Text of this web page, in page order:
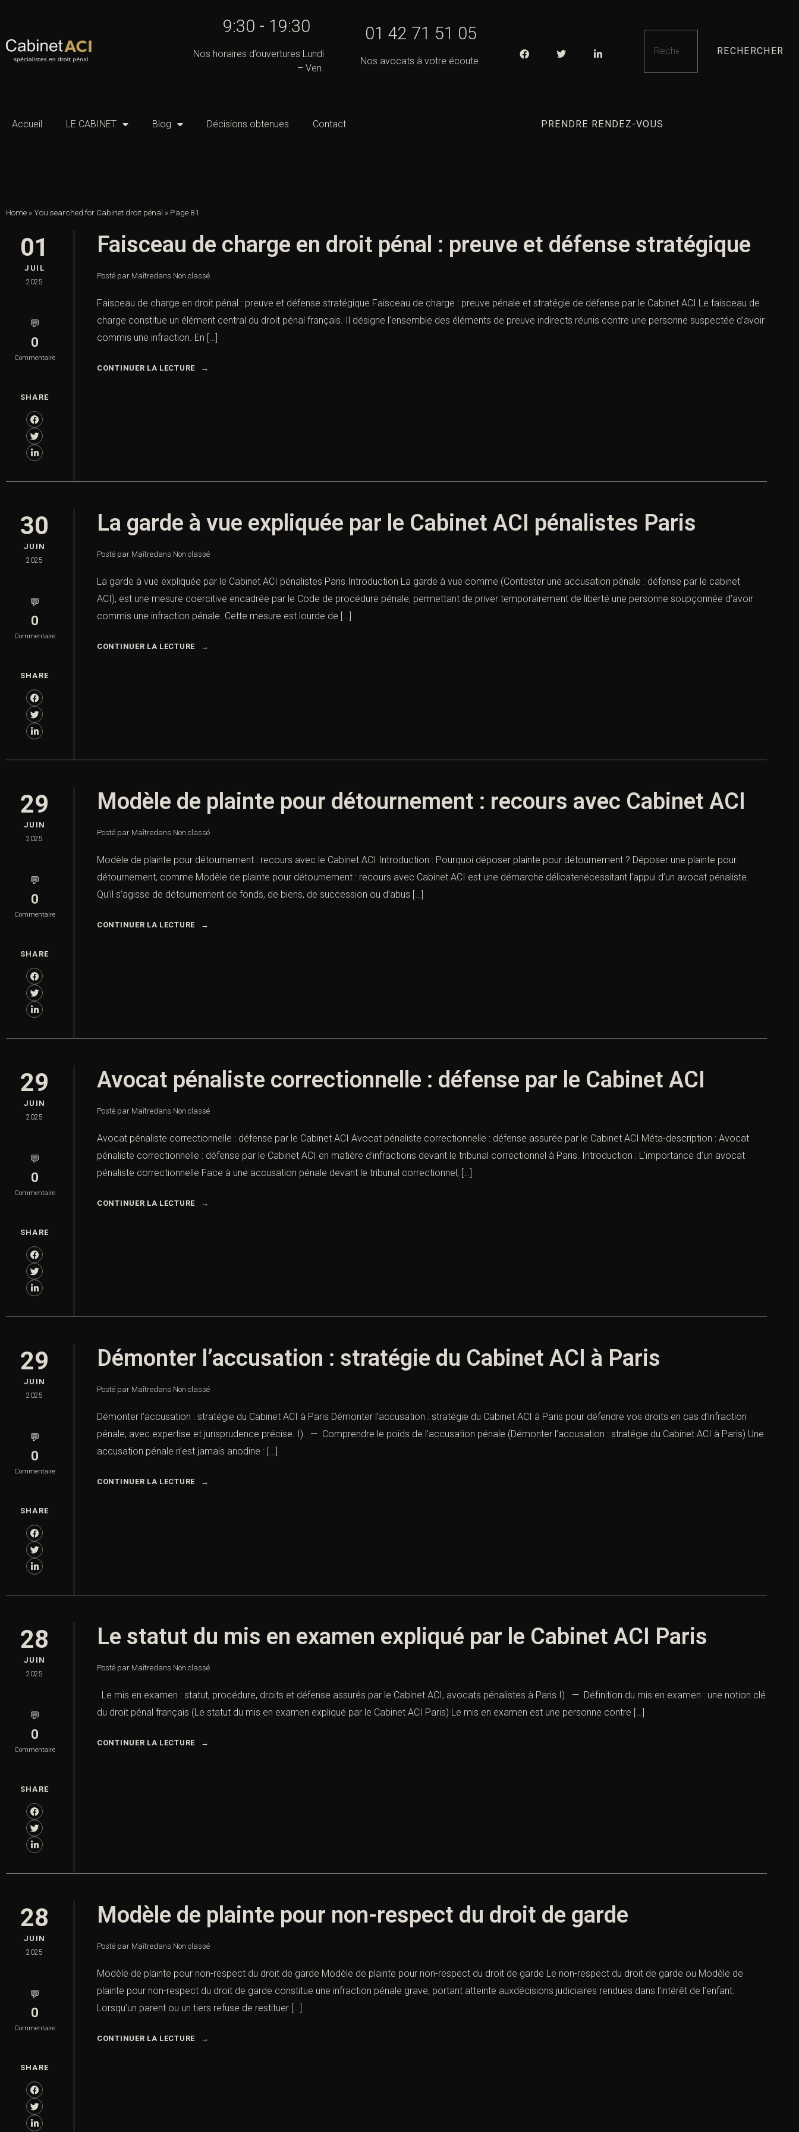
9:30 - 19:30
Nos horaires d’ouvertures Lundi
– Ven.
01 42 71 51 05
Nos avocats à votre écoute
RECHERCHER
Accueil LE CABINET Blog Décisions obtenues Contact PRENDRE RENDEZ-VOUS
Home »You searched for Cabinet droit pénal » Page 81
01
JUIL
2025
💬
0
Commentaire
SHARE
Faisceau de charge en droit pénal : preuve et défense stratégique
Posté par Maîtredans Non classé
Faisceau de charge en droit pénal : preuve et défense stratégique Faisceau de charge : preuve pénale et stratégie de défense par le Cabinet ACI Le faisceau de
charge constitue un élément central du droit pénal français. Il désigne l’ensemble des éléments de preuve indirects réunis contre une personne suspectée d’avoir
commis une infraction. En […]
CONTINUER LA LECTURE
30
JUIN
2025
💬
0
Commentaire
SHARE
La garde à vue expliquée par le Cabinet ACI pénalistes Paris
Posté par Maîtredans Non classé
La garde à vue expliquée par le Cabinet ACI pénalistes Paris Introduction La garde à vue comme (Contester une accusation pénale : défense par le cabinet
ACI), est une mesure coercitive encadrée par le Code de procédure pénale, permettant de priver temporairement de liberté une personne soupçonnée d’avoir
commis une infraction pénale. Cette mesure est lourde de […]
CONTINUER LA LECTURE
29
JUIN
2025
💬
0
Commentaire
SHARE
Modèle de plainte pour détournement : recours avec Cabinet ACI
Posté par Maîtredans Non classé
Modèle de plainte pour détournement : recours avec le Cabinet ACI Introduction : Pourquoi déposer plainte pour détournement ? Déposer une plainte pour
détournement, comme Modèle de plainte pour détournement : recours avec Cabinet ACI est une démarche délicatenécessitant l’appui d’un avocat pénaliste.
Qu’il s’agisse de détournement de fonds, de biens, de succession ou d’abus […]
CONTINUER LA LECTURE
29
JUIN
2025
💬
0
Commentaire
SHARE
Avocat pénaliste correctionnelle : défense par le Cabinet ACI
Posté par Maîtredans Non classé
Avocat pénaliste correctionnelle : défense par le Cabinet ACI Avocat pénaliste correctionnelle : défense assurée par le Cabinet ACI Méta-description : Avocat
pénaliste correctionnelle : défense par le Cabinet ACI en matière d’infractions devant le tribunal correctionnel à Paris. Introduction : L’importance d’un avocat
pénaliste correctionnelle Face à une accusation pénale devant le tribunal correctionnel, […]
CONTINUER LA LECTURE
29
JUIN
2025
💬
0
Commentaire
SHARE
Démonter l’accusation : stratégie du Cabinet ACI à Paris
Posté par Maîtredans Non classé
Démonter l’accusation : stratégie du Cabinet ACI à Paris Démonter l’accusation : stratégie du Cabinet ACI à Paris pour défendre vos droits en cas d’infraction
pénale, avec expertise et jurisprudence précise. I). — Comprendre le poids de l’accusation pénale (Démonter l’accusation : stratégie du Cabinet ACI à Paris) Une
accusation pénale n’est jamais anodine : […]
CONTINUER LA LECTURE
28
JUIN
2025
💬
0
Commentaire
SHARE
Le statut du mis en examen expliqué par le Cabinet ACI Paris
Posté par Maîtredans Non classé
Le mis en examen : statut, procédure, droits et défense assurés par le Cabinet ACI, avocats pénalistes à Paris I). — Définition du mis en examen : une notion clé
du droit pénal français (Le statut du mis en examen expliqué par le Cabinet ACI Paris) Le mis en examen est une personne contre […]
CONTINUER LA LECTURE
28
JUIN
2025
💬
0
Commentaire
SHARE
Modèle de plainte pour non-respect du droit de garde
Posté par Maîtredans Non classé
Modèle de plainte pour non-respect du droit de garde Modèle de plainte pour non-respect du droit de garde Le non-respect du droit de garde ou Modèle de
plainte pour non-respect du droit de garde constitue une infraction pénale grave, portant atteinte auxdécisions judiciaires rendues dans l’intérêt de l’enfant.
Lorsqu’un parent ou un tiers refuse de restituer […]
CONTINUER LA LECTURE